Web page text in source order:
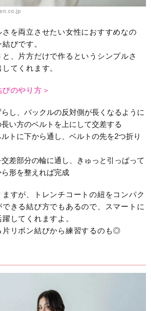
を両立させたい女性におすすめなの
びです。
、片方だけで作るというシンプルさ
てくれます。
のやり方＞
し、バックルの反対側が長くなるように
い方のベルトを上にして交差する
トに下から通し、ベルトの先を2つ折り
差部分の輪に通し、きゅっと引っぱって
形を整えれば完成
すが、トレンチコートの紐をコンパク
できる結び方でもあるので、スマートに
してくれますよ。
片リボン結びから練習するのも◎